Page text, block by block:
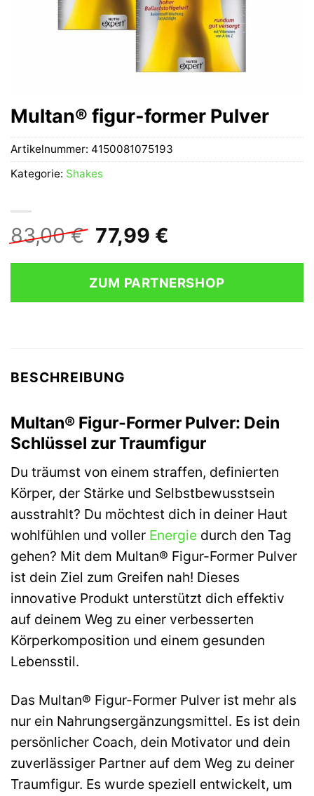
Multan® figur-former Pulver
83,00€ Ursprünglicher
Preis
war:
83,00 €
77,99 €
ist:
77,99 €.
ZUM PARTNERSHOP
Artikelnummer: 4150081075193
Kategorie: Shakes
BESCHREIBUNG
Multan® Figur-Former Pulver: Dein
Schlüssel zur Traumfigur
Du träumst von einem straffen, definierten
Körper, der Stärke und Selbstbewusstsein
ausstrahlt? Du möchtest dich in deiner Haut
wohlfühlen und voller Energie durch den Tag
gehen? Mit dem Multan® Figur-Former Pulver
ist dein Ziel zum Greifen nah! Dieses
innovative Produkt unterstützt dich effektiv
auf deinem Weg zu einer verbesserten
Körperkomposition und einem gesunden
Lebensstil.
Das Multan® Figur-Former Pulver ist mehr als
nur ein Nahrungsergänzungsmittel. Es ist dein
persönlicher Coach, dein Motivator und dein
zuverlässiger Partner auf dem Weg zu deiner
Traumfigur. Es wurde speziell entwickelt, um